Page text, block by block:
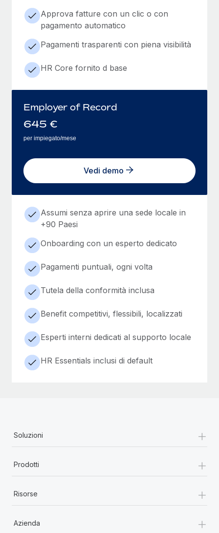
Approva fatture con un clic o con
pagamento automatico
Pagamenti trasparenti con piena visibilità
HR Core fornito d base
Employer of Record
645 €
per impiegato/mese
Vedi demo
Assumi senza aprire una sede locale in
+90 Paesi
Onboarding con un esperto dedicato
Pagamenti puntuali, ogni volta
Tutela della conformità inclusa
Benefit competitivi, flessibili, localizzati
Esperti interni dedicati al supporto locale
HR Essentials inclusi di default
Soluzioni +
Prodotti +
Risorse +
Azienda +